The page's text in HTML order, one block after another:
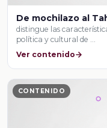
De mochilazo al
distingue las
política y cultural de …
Ver contenido
CONTENIDO